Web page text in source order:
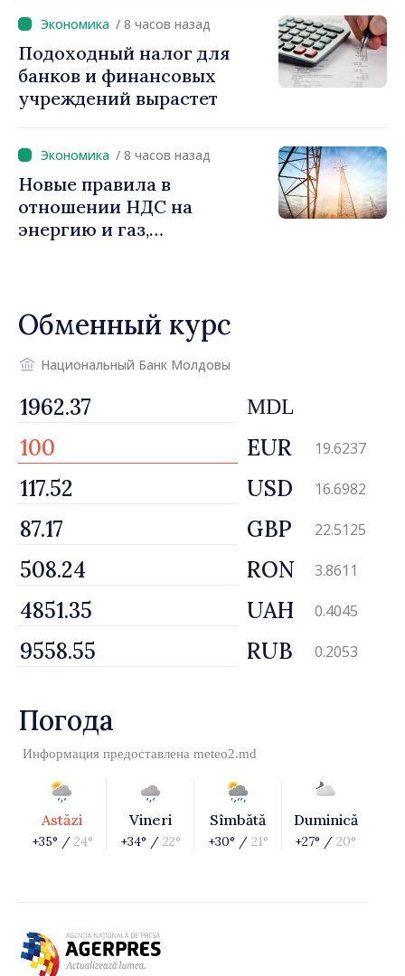
снижение налоговой
нагрузки на труд,
стимулирование
инвестиций и более
справедливое
/ 8 часов назад
Подоходный налог для
банков и финансовых
учреждений вырастет
/ 8 часов назад
Новые правила в
отношении НДС на
энергию и газ,
Обменный курс
Национальный Банк Молдовы
MDL
EUR 19.6237
USD 16.6982
GBP 22.5125
RON 3.8611
UAH 0.4045
RUB 0.2053
Погода
Информация предоставлена meteo2.md
Astăzi
+35° / 24°
Vineri
+34° / 22°
Sîmbătă
+30° / 21°
Duminică
+27° / 20°